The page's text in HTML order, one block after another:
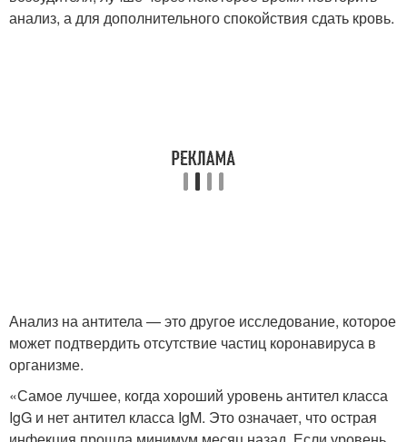
анализ, а для дополнительного спокойствия сдать кровь.
Анализ на антитела — это другое исследование, которое
может подтвердить отсутствие частиц коронавируса в
организме.
«Самое лучшее, когда хороший уровень антител класса
IgG и нет антител класса IgM. Это означает, что острая